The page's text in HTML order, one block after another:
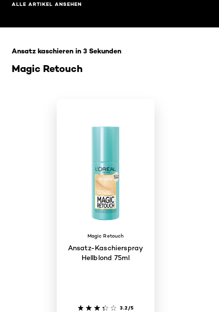
ALLE ARTIKEL ANSEHEN
Magic Retouch
Ansatz kaschieren in 3 Sekunden
Magic Retouch
Ansatz-Kaschierspray
Hellblond 75ml
3.2/5